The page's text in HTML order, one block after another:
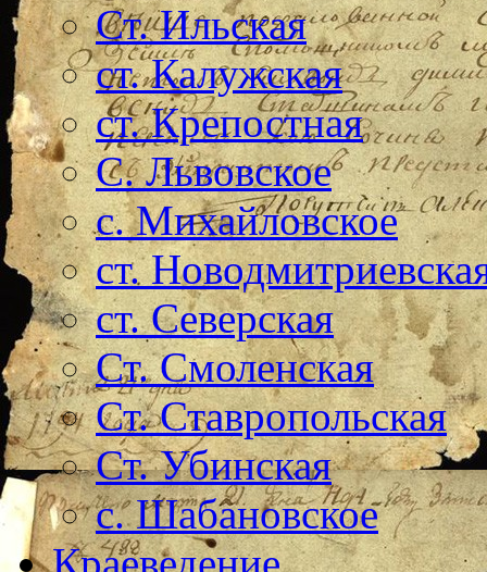
Ст. Ильская
ст. Калужская
ст. Крепостная
С. Львовское
с. Михайловское
ст.
ст. Северская
Ст. Смоленская
Ст. Ставропольская
Ст. Убинская
с. Шабановское